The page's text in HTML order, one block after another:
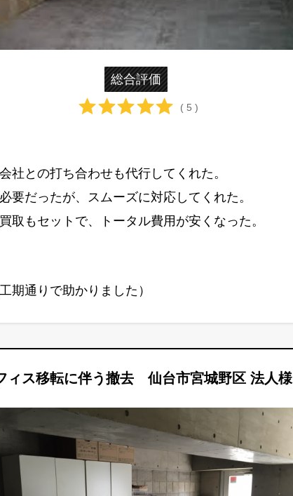
総合評価
( 5 )
社との打ち合わせも代行してくれた。
要だったが、スムーズに対応してくれた。
取もセットで、トータル費用が安くなった。
期通りで助かりました）
ィス移転に伴う撤去 仙台市宮城野区 法人様